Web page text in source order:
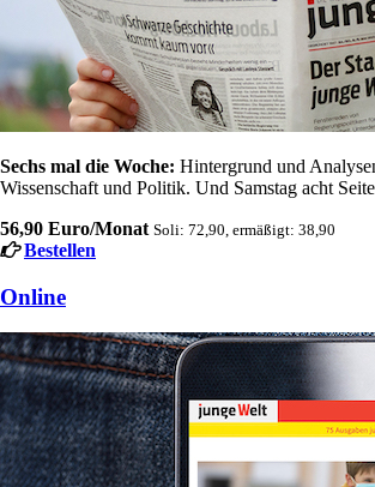
Sechs mal die Woche: Hintergrund und
Wissenschaft und Politik. Und Samstag acht
56,90 Euro/Monat Soli: 72,90, ermäßigt: 38,90
Bestellen
Online